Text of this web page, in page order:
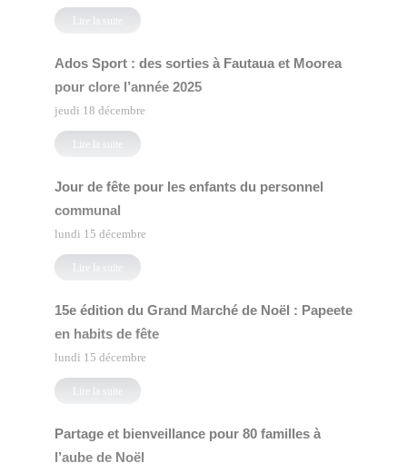
Lire la suite
Ados Sport : des sorties à Fautaua et Moorea
pour clore l’année 2025
jeudi 18 décembre
Lire la suite
Jour de fête pour les enfants du personnel
communal
lundi 15 décembre
Lire la suite
15e édition du Grand Marché de Noël : Papeete
en habits de fête
lundi 15 décembre
Lire la suite
Partage et bienveillance pour 80 familles à
l’aube de Noël